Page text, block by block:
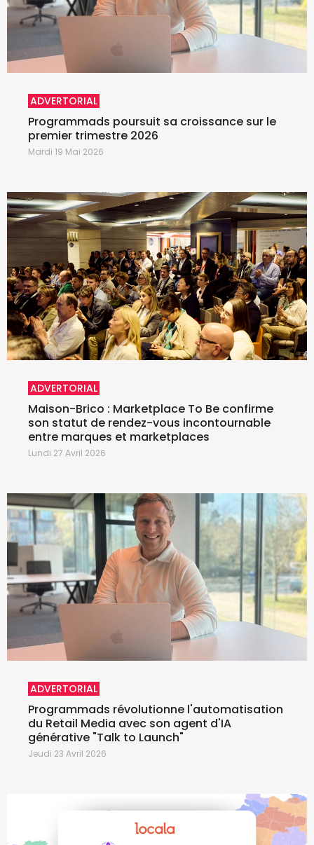
ADVERTORIAL
Programmads poursuit sa croissance sur le
premier trimestre 2026
Mardi 19 Mai 2026
ADVERTORIAL
Maison-Brico : Marketplace To Be confirme
son statut de rendez-vous incontournable
entre marques et marketplaces
Lundi 27 Avril 2026
ADVERTORIAL
Programmads révolutionne l'automatisation
du Retail Media avec son agent d'IA
générative "Talk to Launch"
Jeudi 23 Avril 2026